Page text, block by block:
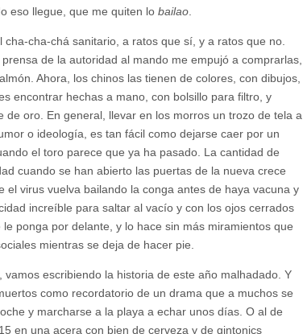
eso llegue, que me quiten lo bailao
cha-chá sanitario, a ratos que sí, y a ratos que no.
de la autoridad al mando me empujó a comprarlas,
Ahora, los chinos las tienen de colores, con dibujos,
encontrar hechas a mano, con bolsillo para filtro, y
oro. En general, llevar en los morros un trozo de tela a
o ideología, es tan fácil como dejarse caer por un
el toro parece que ya ha pasado. La cantidad de
cuando se han abierto las puertas de la nueva crece
virus vuelva bailando la conga antes de haya vacuna y
increíble para saltar al vacío y con los ojos cerrados
ponga por delante, y lo hace sin más miramientos que
mientras se deja de hacer pie.
escribiendo la historia de este año malhadado. Y
como recordatorio de un drama que a muchos se
y marcharse a la playa a echar unos días. O al de
en una acera con bien de cerveza y de gintonics